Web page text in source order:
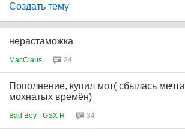
Создать тему
нерастаможка
MacClaus 24
Пополнение, купил мот( сбылась мечта
мохнатых времён)
Bad Boy - GSX R 34